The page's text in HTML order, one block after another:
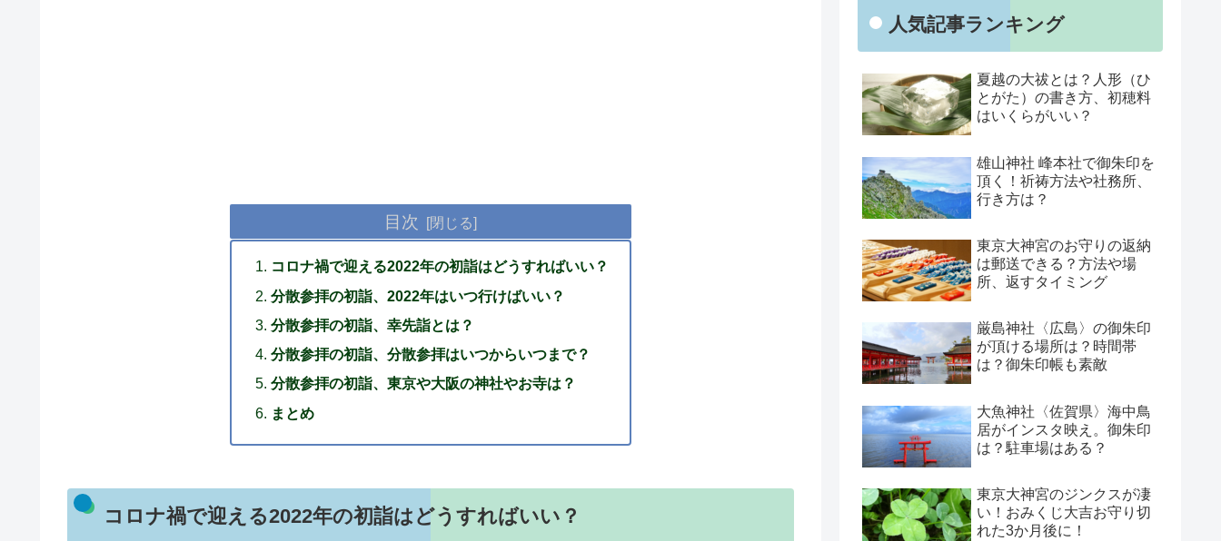
目次
コロナ禍で迎える2022年の初詣はどうすればいい？
分散参拝の初詣、2022年はいつ行けばいい？
分散参拝の初詣、幸先詣とは？
分散参拝の初詣、分散参拝はいつからいつまで？
分散参拝の初詣、東京や大阪の神社やお寺は？
まとめ
コロナ禍で迎える2022年の初詣はどうすればいい？
人気記事ランキング
夏越の大祓とは？人形（ひ
とがた）の書き方、初穂料
はいくらがいい？
雄山神社 峰本社で御朱印を
頂く！祈祷方法や社務所、
行き方は？
東京大神宮のお守りの返納
は郵送できる？方法や場
所、返すタイミング
厳島神社〈広島〉の御朱印
が頂ける場所は？時間帯
は？御朱印帳も素敵
大魚神社〈佐賀県〉海中鳥
居がインスタ映え。御朱印
は？駐車場はある？
東京大神宮のジンクスが凄
い！おみくじ大吉お守り切
れた3か月後に！